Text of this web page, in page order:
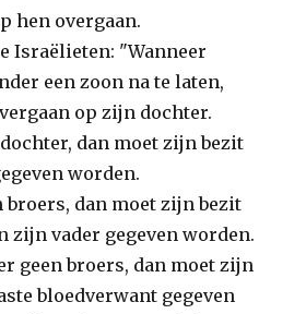
hen overgaan.
Israëlieten: "Wanneer
een zoon na te laten,
op zijn dochter.
dan moet zijn bezit
worden.
broers, dan moet zijn bezit
zijn vader gegeven worden.
geen broers, dan moet zijn
bloedverwant gegeven